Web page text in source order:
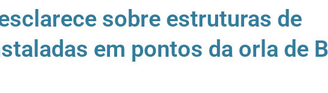
sobre estruturas de
em pontos da orla de